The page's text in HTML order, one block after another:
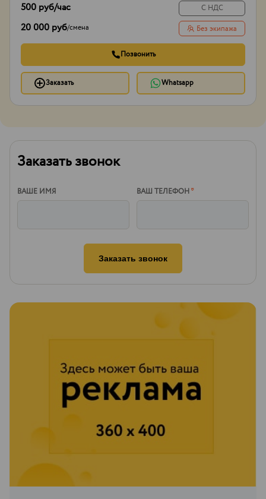
500 руб/час
20 000 руб/смена
С НДС
Без экипажа
Позвонить
Заказать Whatsapp
Заказать звонок
ВАШЕ ИМЯ ВАШ ТЕЛЕФОН*
Заказать звонок